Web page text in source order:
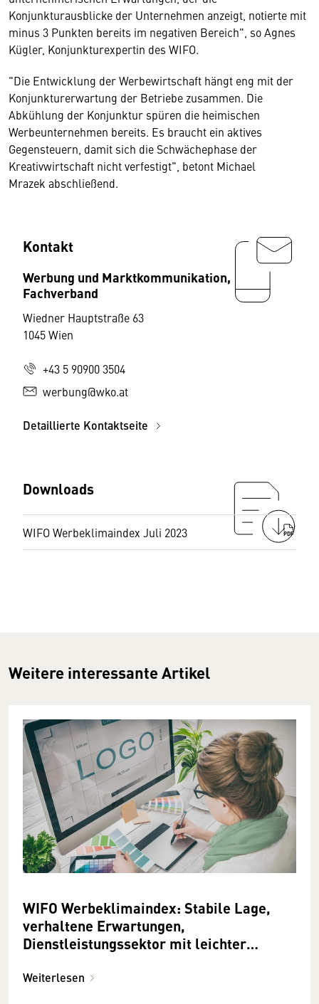
Konjunkturausblicke der Unternehmen anzeigt, notierte mit
minus 3 Punkten bereits im negativen Bereich", so Agnes
Kügler, Konjunkturexpertin des WIFO.
"Die Entwicklung der Werbewirtschaft hängt eng mit der
Konjunkturerwartung der Betriebe zusammen. Die
Abkühlung der Konjunktur spüren die heimischen
Werbeunternehmen bereits. Es braucht ein aktives
Gegensteuern, damit sich die Schwächephase der
Kreativwirtschaft nicht verfestigt", betont Michael
Mrazek abschließend.
Kontakt
Werbung und Marktkommunikation,
Fachverband
Wiedner Hauptstraße 63
1045 Wien
+43 5 90900 3504
werbung@wko.at
Detaillierte Kontaktseite
Downloads
WIFO Werbeklimaindex Juli 2023 PDF
Weitere interessante Artikel
WIFO Werbeklimaindex: Stabile Lage,
verhaltene Erwartungen,
Dienstleistungssektor mit leichter
Weiterlesen